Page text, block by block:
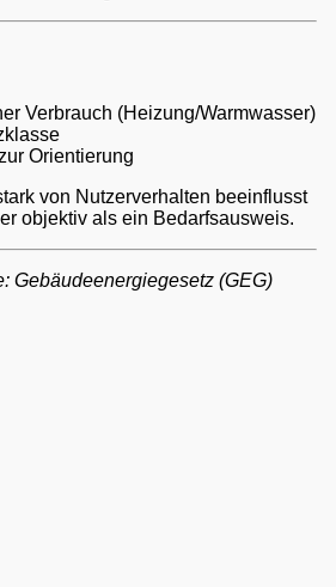
Verbrauch (Heizung/Warmwasser)
Orientierung
von Nutzerverhalten beeinflusst
objektiv als ein Bedarfsausweis.
Gebäudeenergiegesetz (GEG)